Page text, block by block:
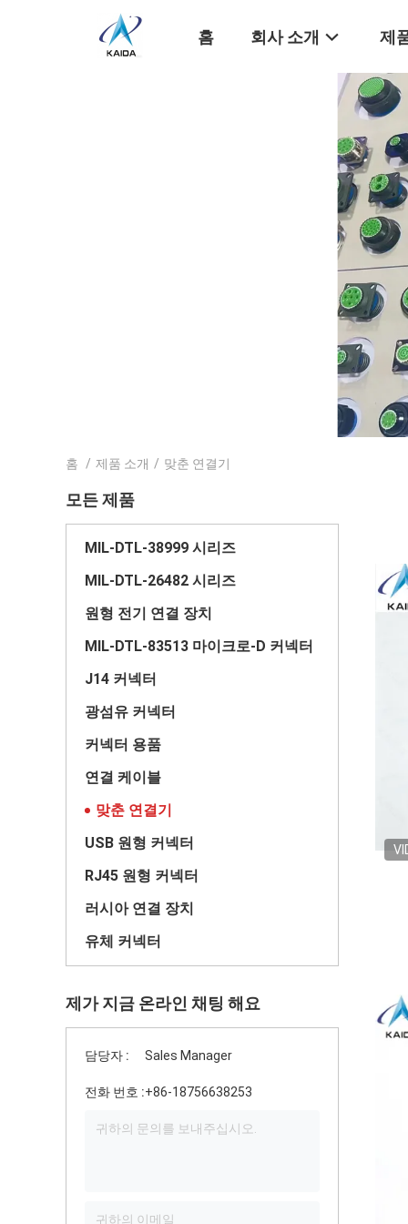
홈 회사 소개 제
홈 / 제품 소개 / 맞춘 연결기
모든 제품
MIL-DTL-38999 시리즈
MIL-DTL-26482 시리즈
원형 전기 연결 장치
MIL-DTL-83513 마이크로-D 커넥터
J14 커넥터
광섬유 커넥터
커넥터 용품
연결 케이블
맞춘 연결기
USB 원형 커넥터
RJ45 원형 커넥터
러시아 연결 장치
유체 커넥터
제가 지금 온라인 채팅 해요
담당자 : Sales Manager
전화 번호 :+86-18756638253